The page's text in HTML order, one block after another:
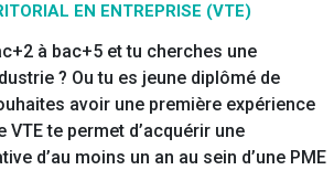
EN ENTREPRISE (VTE)
à bac+5 et tu cherches une
? Ou tu es jeune diplômé de
avoir une première expérience
te permet d’acquérir une
d’au moins un an au sein d’une PME